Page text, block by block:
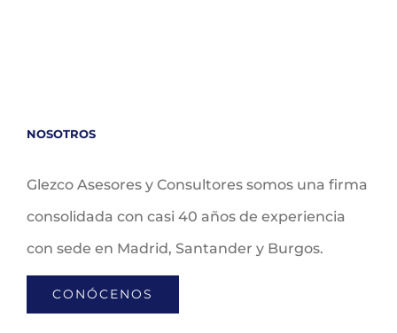
NOSOTROS
Glezco Asesores y Consultores somos una firma
consolidada con casi 40 años de experiencia
con sede en Madrid, Santander y Burgos.
CONÓCENOS